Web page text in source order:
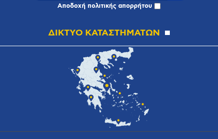
Αποδοχή πολιτικής απορρήτου
ΔΙΚΤΥΟ ΚΑΤΑΣΤΗΜΑΤΩΝ